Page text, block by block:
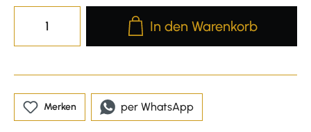
Produkt Anzahl: Gib den
In den Warenkorb
Merken per WhatsApp